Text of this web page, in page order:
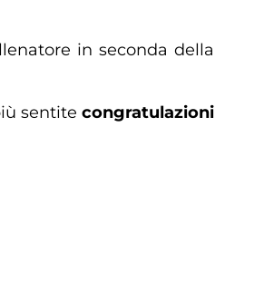
in seconda della
sentitecongratulazioni